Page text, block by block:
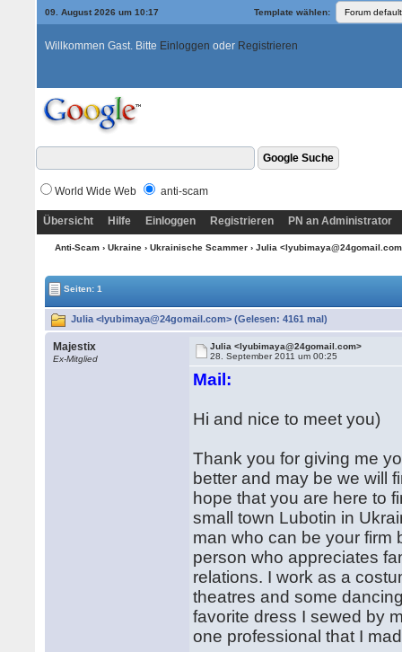
09. August 2026 um 10:17 Template wählen:
Willkommen Gast. Bitte Einloggen oder Registrieren
World Wide Web anti-scam
Übersicht Hilfe Einloggen Registrieren PN an Administrator
Anti-Scam› Ukraine› Ukrainische Scammer› Julia
Seiten: 1
Julia <lyubimaya@24gomail.com> (Gelesen: 4161 mal)
Majestix
Ex-Mitglied
Julia <lyubimaya@24gomail.com>
28. September 2011 um 00:25
Mail:
Hi and nice to meet you)
Thank you for giving me
better and may be we will
hope that you are here to
small town Lubotin in
man who can be your firm
person who appreciates
relations. I work as a
theatres and some
favorite dress I sewed by
one professional that I